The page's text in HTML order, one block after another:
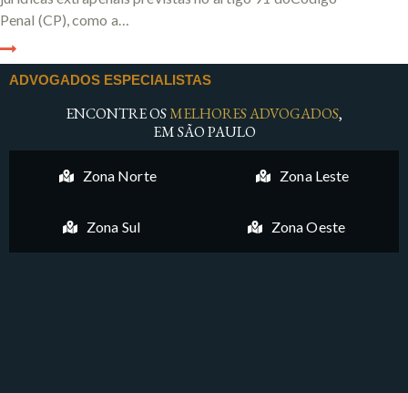
Penal (CP), como a…
ADVOGADOS ESPECIALISTAS
ENCONTRE OSMELHORES ADVOGADOS,
EM SÃO PAULO
Zona Norte Zona Leste
Zona Sul Zona Oeste